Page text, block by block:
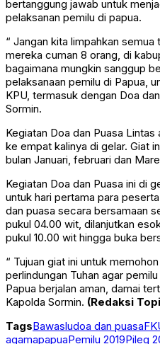
bertanggung jawab untuk
pelaksanan pemilu di papua.
“ Jangan kita limpahkan semua
mereka cuman 8 orang, di
bagaimana mungkin sanggup
pelaksanaan pemilu di Papua,
KPU, termasuk dengan Doa
Sormin.
Kegiatan Doa dan Puasa
ke empat kalinya di gelar. Giat
bulan Januari, februari dan
Kegiatan Doa dan Puasa ini di
untuk hari pertama para
dan puasa secara bersamaan
pukul 04.00 wit, dilanjutkan
pukul 10.00 wit hingga buka
“ Tujuan giat ini untuk
perlindungan Tuhan agar
Papua berjalan aman, damai
Kapolda Sormin. (Redaksi
TagsBawasludoa dan puasa
agamapapuaPemilu 2019Pileg